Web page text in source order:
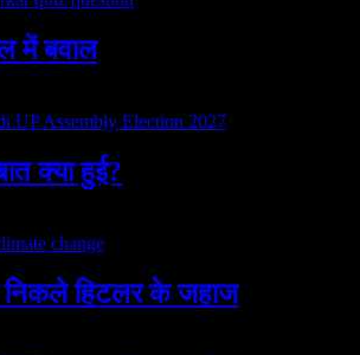
में बवाल
क्या हुई?
निकले हिटलर के जहाज